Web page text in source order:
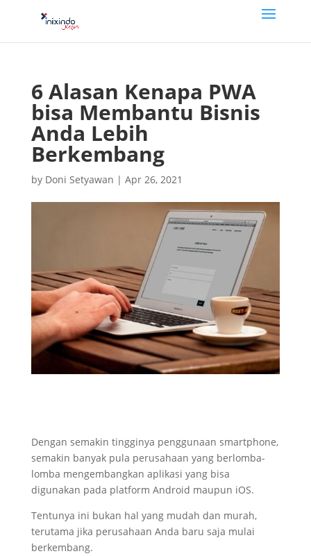
6 Alasan Kenapa PWA
bisa Membantu Bisnis
Anda Lebih
Berkembang
by Doni Setyawan | Apr 26, 2021
Dengan semakin tingginya penggunaan smartphone,
semakin banyak pula perusahaan yang berlomba-
lomba mengembangkan aplikasi yang bisa
digunakan pada platform Android maupun iOS.
Tentunya ini bukan hal yang mudah dan murah,
terutama jika perusahaan Anda baru saja mulai
berkembang.